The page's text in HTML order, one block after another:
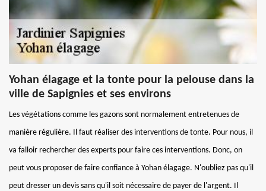
Yohan élagage et la tonte pour la pelouse dans la
ville de Sapignies et ses environs
Les végétations comme les gazons sont normalement entretenues de
manière régulière. Il faut réaliser des interventions de tonte. Pour nous, il
va falloir rechercher des experts pour faire ces interventions. Donc, on
peut vous proposer de faire confiance à Yohan élagage. N'oubliez pas qu'il
peut dresser un devis sans qu'il soit nécessaire de payer de l'argent. Il